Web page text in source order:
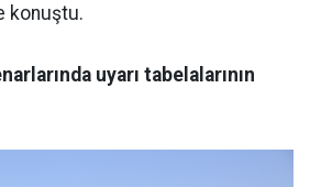
konuştu.
uyarı tabelalarının